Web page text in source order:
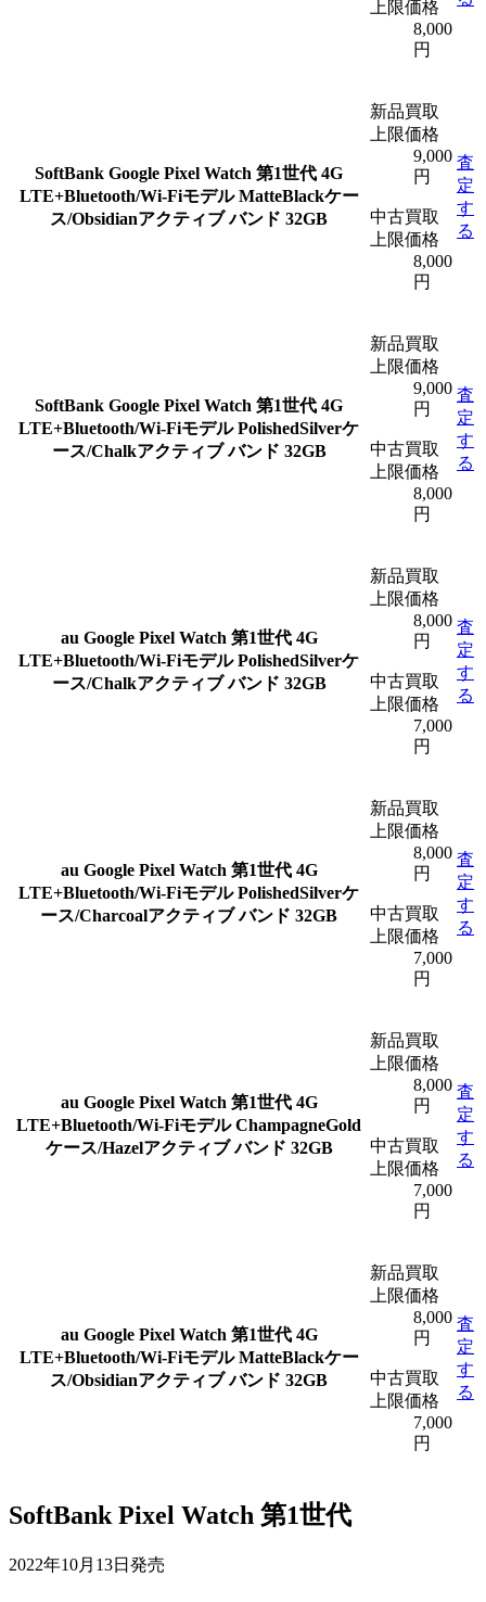
上限価格
8,000
円
SoftBank Google Pixel Watch 第1世代 4G
LTE+Bluetooth/Wi-Fiモデル MatteBlackケー
ス/Obsidianアクティブ バンド 32GB
新品買取
上限価格
9,000
円
中古買取
上限価格
8,000
円
査
定
す
る
SoftBank Google Pixel Watch 第1世代 4G
LTE+Bluetooth/Wi-Fiモデル PolishedSilverケ
ース/Chalkアクティブ バンド 32GB
新品買取
上限価格
9,000
円
中古買取
上限価格
8,000
円
査
定
す
る
au Google Pixel Watch 第1世代 4G
LTE+Bluetooth/Wi-Fiモデル PolishedSilverケ
ース/Chalkアクティブ バンド 32GB
新品買取
上限価格
8,000
円
中古買取
上限価格
7,000
円
査
定
す
る
au Google Pixel Watch 第1世代 4G
LTE+Bluetooth/Wi-Fiモデル PolishedSilverケ
ース/Charcoalアクティブ バンド 32GB
新品買取
上限価格
8,000
円
中古買取
上限価格
7,000
円
査
定
す
る
au Google Pixel Watch 第1世代 4G
LTE+Bluetooth/Wi-Fiモデル ChampagneGold
ケース/Hazelアクティブ バンド 32GB
新品買取
上限価格
8,000
円
中古買取
上限価格
7,000
円
査
定
す
る
au Google Pixel Watch 第1世代 4G
LTE+Bluetooth/Wi-Fiモデル MatteBlackケー
ス/Obsidianアクティブ バンド 32GB
新品買取
上限価格
8,000
円
中古買取
上限価格
7,000
円
査
定
す
る
SoftBank Pixel Watch 第1世代
2022年10月13日発売